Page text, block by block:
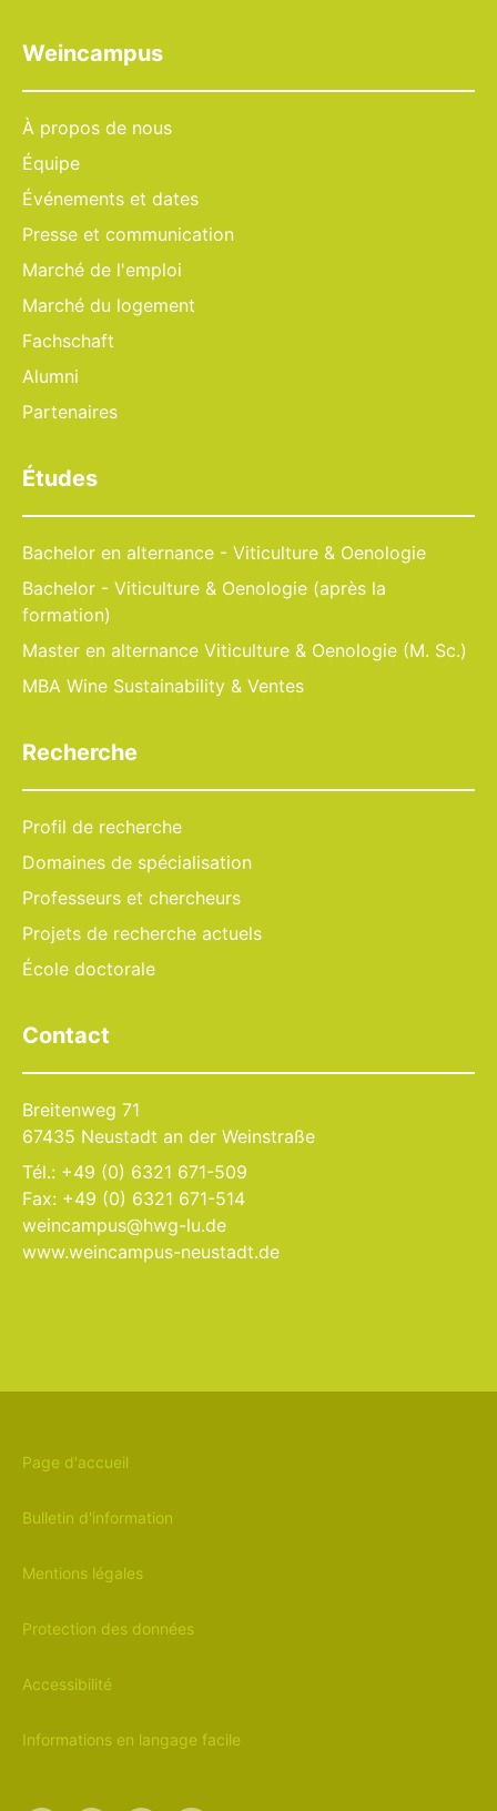
Weincampus
À propos de nous
Équipe
Événements et dates
Presse et communication
Marché de l'emploi
Marché du logement
Fachschaft
Alumni
Partenaires
Études
Bachelor en alternance - Viticulture & Oenologie
Bachelor - Viticulture & Oenologie (après la
formation)
Master en alternance Viticulture & Oenologie (M. Sc.)
MBA Wine Sustainability & Ventes
Recherche
Profil de recherche
Domaines de spécialisation
Professeurs et chercheurs
Projets de recherche actuels
École doctorale
Contact
Breitenweg 71
67435 Neustadt an der Weinstraße
Tél.: +49 (0) 6321 671-509
Fax: +49 (0) 6321 671-514
weincampus@hwg-lu.de
www.weincampus-neustadt.de
Page d'accueil
Bulletin d'information
Mentions légales
Protection des données
Accessibilité
Informations en langage facile